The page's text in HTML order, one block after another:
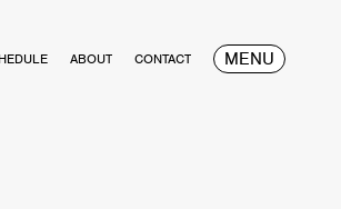
ABOUT CONTACT MENU